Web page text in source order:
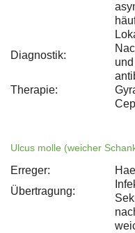
Diagnostik:
Therapie:
Ulcus molle (weicher
Erreger:
Übertragung: